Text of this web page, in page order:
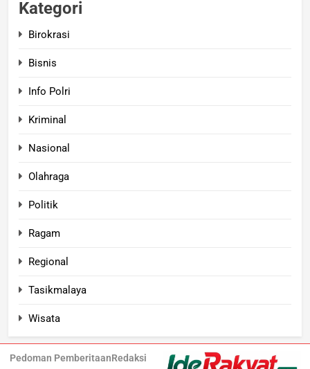
Kategori
Birokrasi
Bisnis
Info Polri
Kriminal
Nasional
Olahraga
Politik
Ragam
Regional
Tasikmalaya
Wisata
Pedoman PemberitaanRedaksi